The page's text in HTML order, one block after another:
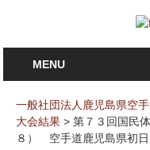
MENU
一般社団法人鹿児島県空
大会結果 > 第７３回国民
８） 空手道鹿児島県初